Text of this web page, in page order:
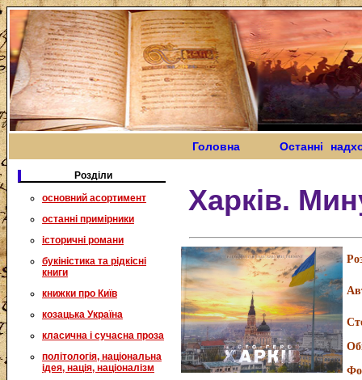
Головна Останні
Розділи
основний асортимент
останні примірники
історичні романи
букіністика та рідкісні
книги
книжки про Київ
козацька Україна
класична і сучасна проза
політологія, національна
ідея, нація, націоналізм
Харків.